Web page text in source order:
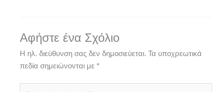
Αφήστε ένα Σχόλιο
Η ηλ. διεύθυνση σας δεν δημοσιεύεται. Τα υποχρεωτικά
πεδία σημειώνονται με *